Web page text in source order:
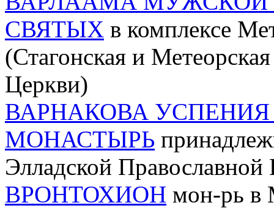
СВЯТЫХ в комплексе
(Стагонская и
Церкви)
ВАРНАКОВА
МОНАСТЫРЬ
Элладской Православной
ВРОНТОХИОН мон-рь в